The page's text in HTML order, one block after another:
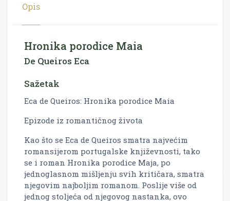
Opis
Hronika porodice Maia
De Queiros Eca
Sažetak
Eca de Queiros: Hronika porodice Maia
Epizode iz romantičnog života
Kao što se Eca de Queiros smatra najvećim
romansijerom portugalske književnosti, tako
se i roman Hronika porodice Maja, po
jednoglasnom mišljenju svih kritičara, smatra
njegovim najboljim romanom. Poslije više od
jednog stoljeća od njegovog nastanka, ovo